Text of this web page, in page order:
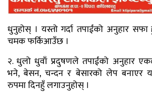
धुनुहोस् । यस्तो गर्दा तपाईंको अनुहार
चमक फर्किआउँछ ।
२. धुलो धुवाँ प्रदुषणले तपाईंको अनुहार
भने, बेसन, चन्दन र बेसारको लेप बनाएर
रुपमा दिनहुँ लगाउनुहोस् ।